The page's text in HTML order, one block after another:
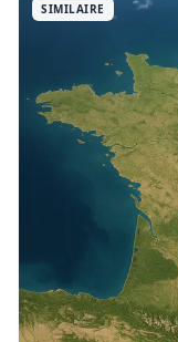
SIMILAIRE